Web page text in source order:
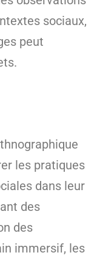
sociaux,
peut
les pratiques
dans leur
des
des
immersif, les